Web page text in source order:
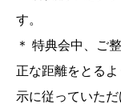
す。
＊ 特典会中、ご
正な距離をとる
示に従っていた